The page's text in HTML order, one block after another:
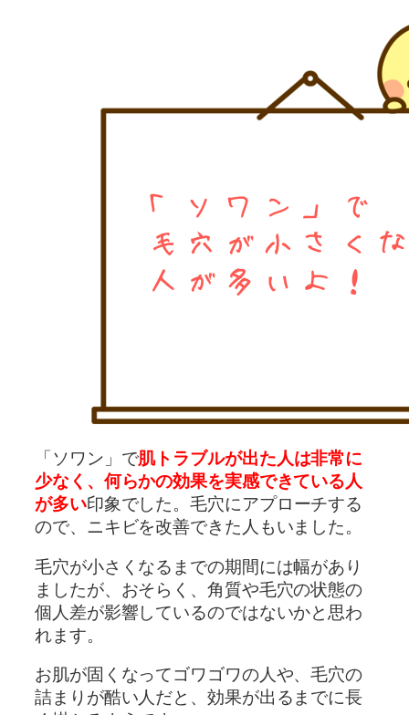
「ソワン」で肌トラブルが出た人は非常に
少なく、何らかの効果を実感できている人
が多い印象でした。毛穴にアプローチする
ので、ニキビを改善できた人もいました。
毛穴が小さくなるまでの期間には幅があり
ましたが、おそらく、角質や毛穴の状態の
個人差が影響しているのではないかと思わ
れます。
お肌が固くなってゴワゴワの人や、毛穴の
詰まりが酷い人だと、効果が出るまでに長